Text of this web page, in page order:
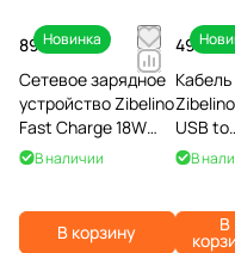
Новинка
890 ₽
Сетевое зарядное
устройство Zibelino
Fast Charge 18W
USB QC/20W Type-
В наличии
В корзину
490 ₽
Кабель
USB to
Type-C
В
В